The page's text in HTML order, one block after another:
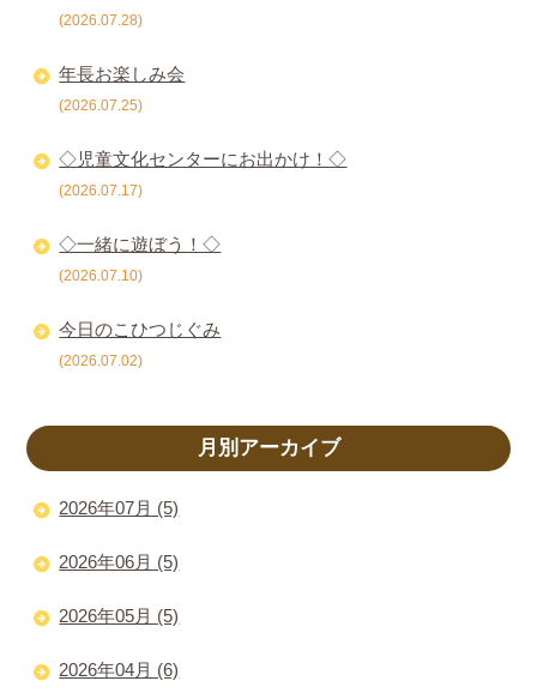
(2026.07.28)
年長お楽しみ会
(2026.07.25)
◇児童文化センターにお出かけ！◇
(2026.07.17)
◇一緒に遊ぼう！◇
(2026.07.10)
今日のこひつじぐみ
(2026.07.02)
月別アーカイブ
2026年07月 (5)
2026年06月 (5)
2026年05月 (5)
2026年04月 (6)